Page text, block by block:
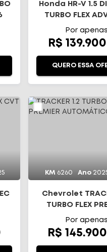
Honda HR-V 1.5
TURBO FLEX
Por apenas
R$
QUERO ESSA
KM 6260 Ano
Chevrolet
TURBO FLEX
Por apenas
R$